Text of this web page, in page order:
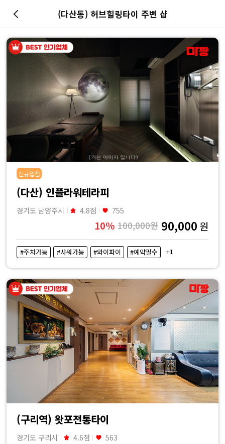
마
사
최
저
가
예
약
내
근
처
사
샵
가
(다산동) 허브힐링타이 주변 샵
신규입점
(다산) 인플라워테라피
경기도 남양주시 4.8점 755
10% 100,000원 90,000 원
#주차가능 #샤워가능 #와이파이 #예약필수 +1
(구리역) 왓포전통타이
경기도 구리시 4.6점 563